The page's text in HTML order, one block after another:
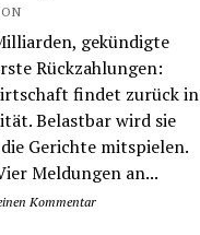
gekündigte
Rückzahlungen:
findet zurück in
Belastbar wird sie
Gerichte mitspielen.
Meldungen an...
Kommentar